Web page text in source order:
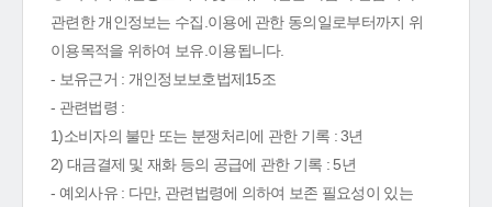
관련한 개인정보는 수집.이용에 관한 동의일로부터까지 위
이용목적을 위하여 보유.이용됩니다.
- 보유근거 : 개인정보보호법제15조
- 관련법령 :
1)소비자의 불만 또는 분쟁처리에 관한 기록 : 3년
2) 대금결제 및 재화 등의 공급에 관한 기록 : 5년
- 예외사유 : 다만, 관련법령에 의하여 보존 필요성이 있는